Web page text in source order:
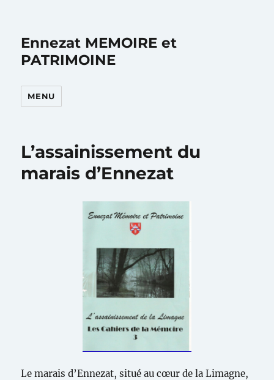
Ennezat MEMOIRE et
PATRIMOINE
MENU
L’assainissement du
marais d’Ennezat
Le marais d’Ennezat, situé au cœur de la Limagne,